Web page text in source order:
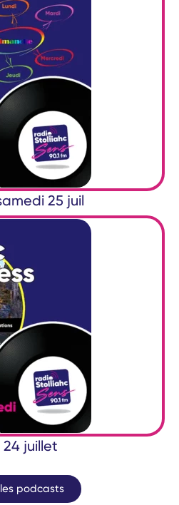
25 juil
24 juillet
les podcasts